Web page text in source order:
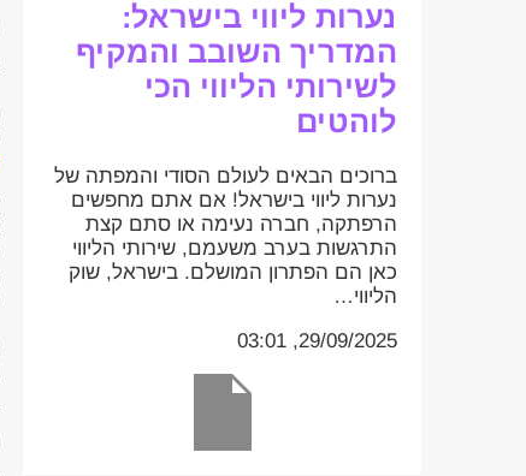
נערות ליווי בישראל:
המדריך השובב והמקיף
לשירותי הליווי הכי
לוהטים
ברוכים הבאים לעולם הסודי והמפתה של
נערות ליווי בישראל! אם אתם מחפשים
הרפתקה, חברה נעימה או סתם קצת
התרגשות בערב משעמם, שירותי הליווי
כאן הם הפתרון המושלם. בישראל, שוק
הליווי…
29/09/2025, 03:01